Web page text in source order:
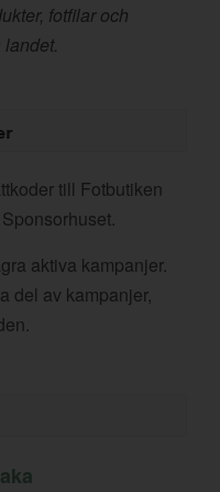
fotfilar och
till Fotbutiken
aktiva kampanjer.
del av kampanjer,